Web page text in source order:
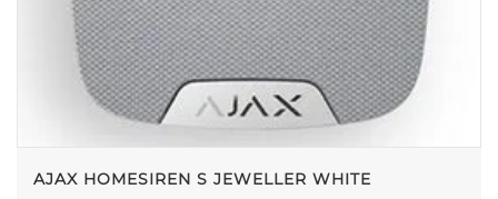
AJAX HOMESIREN S JEWELLER WHITE